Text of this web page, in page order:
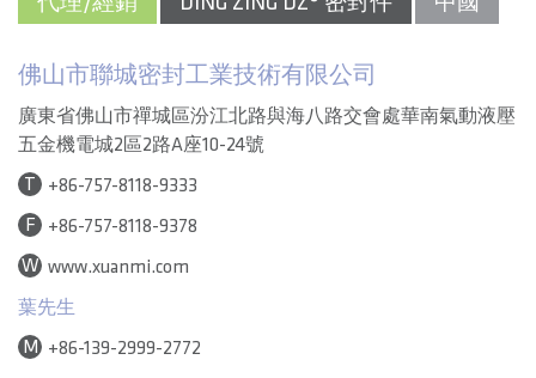
佛山市聯城密封工業技術有限公司
廣東省佛山市禪城區汾江北路與海八路交會處華南氣動液壓
五金機電城2區2路A座10-24號
T +86-757-8118-9333
F +86-757-8118-9378
W www.xuanmi.com
葉先生
M +86-139-2999-2772